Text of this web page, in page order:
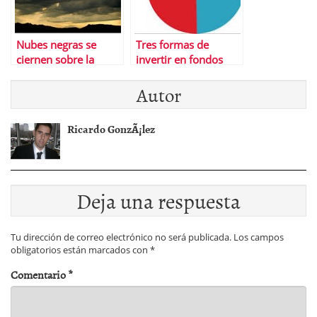
Nubes negras se
ciernen sobre la
Tres formas de
invertir en fondos
diferentes resultados
Autor
Ricardo GonzÃ¡lez
Deja una respuesta
Tu dirección de correo electrónico no será publicada. Los campos
obligatorios están marcados con *
Comentario*